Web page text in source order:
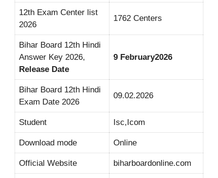
12th Exam Center list
2026
1762 Centers
Bihar Board 12th Hindi
Answer Key 2026,
Release Date
9 February2026
Bihar Board 12th Hindi
Exam Date 2026
09.02.2026
Student Isc,Icom
Download mode Online
Official Website biharboardonline.com